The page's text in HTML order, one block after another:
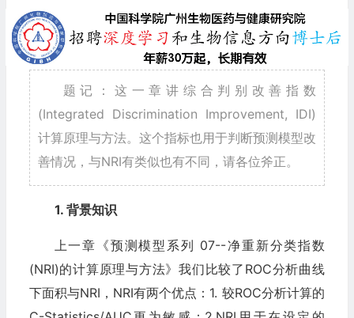
题记：这一章讲综合判别改善指数
(Integrated Discrimination Improvement, IDI)
计算原理与方法。这个指标也用于判断预测模型改
善情况，与NRI有类似也有不同，请各位斧正。
1. 背景知识
上一章《预测模型系列 07--净重新分类指数
(NRI)的计算原理与方法》我们比较了ROC分析曲线
下面积与NRI，NRI有两个优点：1. 较ROC分析计算的